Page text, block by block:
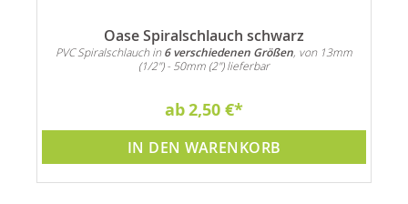
Oase Spiralschlauch schwarz
PVC Spiralschlauch in6 verschiedenen Größen, von 13mm
(1/2") - 50mm (2") lieferbar
ab2,50 €
IN DEN WARENKORB